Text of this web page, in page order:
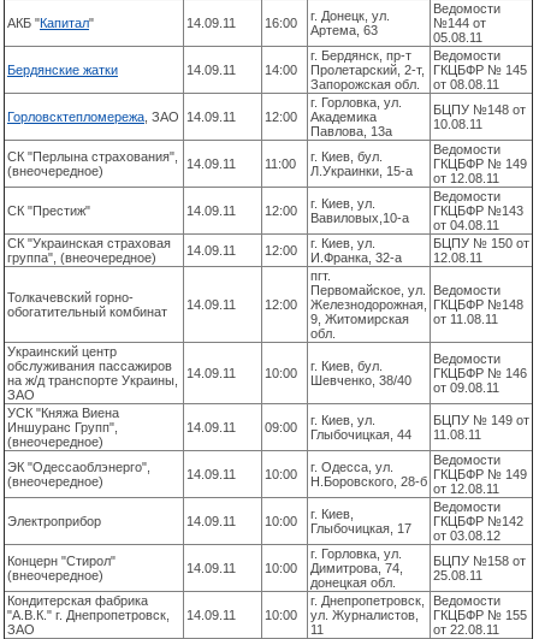
АКБ "Капитал" 14.09.11 16:00
г. Донецк, ул.
Артема, 63
Ведомости
№144 от
05.08.11
Бердянские жатки 14.09.11 14:00
г. Бердянск, пр-т
Пролетарский, 2-т,
Запорожская обл.
Ведомости
ГКЦБФР № 145
от 08.08.11
Горловсктепломережа , ЗАО 14.09.11 12:00
г. Горловка, ул.
Академика
Павлова, 13а
БЦПУ №148 от
10.08.11
СК "Перлына страхования",
(внеочередное)
14.09.11 11:00
г. Киев, бул.
Л.Украинки, 15-а
Ведомости
ГКЦБФР № 149
от 12.08.11
СК "Престиж" 14.09.11 12:00
г. Киев, ул.
Вавиловых,10-а
Ведомости
ГКЦБФР №143
от 04.08.11
СК "Украинская страховая
группа", (внеочередное)
14.09.11 12:00
г. Киев, ул.
И.Франка, 32-а
БЦПУ № 150 от
12.08.11
Толкачевский горно-
обогатительный комбинат
14.09.11 12:00
пгт.
Первомайское, ул.
Железнодорожная,
9, Житомирская
обл.
Ведомости
ГКЦБФР №148
от 11.08.11
Украинский центр
обслуживания пассажиров
на ж/д транспорте Украины,
ЗАО
14.09.11 10:00
г. Киев, бул.
Шевченко, 38/40
Ведомости
ГКЦБФР № 146
от 09.08.11
УСК "Княжа Виена
Иншуранс Групп",
(внеочередное)
14.09.11 09:00
г. Киев, ул.
Глыбочицкая, 44
БЦПУ № 149 от
11.08.11
ЭК "Одессаоблэнерго",
(внеочередное)
14.09.11 10:00
г. Одесса, ул.
Н.Боровского, 28-б
Ведомости
ГКЦБФР № 149
от 12.08.11
Электроприбор 14.09.11 10:00
г. Киев,
Глыбочицкая, 17
Ведомости
ГКЦБФР №142
от 03.08.12
Концерн "Стирол"
(внеочередное)
14.09.11 10:00
г. Горловка, ул.
Димитрова, 74,
донецкая обл.
БЦПУ №158 от
25.08.11
Кондитерская фабрика
"А.В.К." г. Днепропетровск,
ЗАО
14.09.11 10:00
г. Днепропетровск,
ул. Журналистов,
11
Ведомости
ГКЦБФР № 155
от 22.08.11